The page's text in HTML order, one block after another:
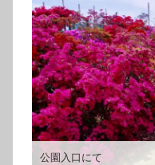
公園入口にて